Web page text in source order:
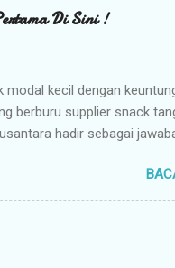
Di Sini !
kecil dengan
berburu supplier snack
hadir sebagai
langsung dari gudang
? Harga Grosir
harga termurah untuk
: Produk dikemas secara